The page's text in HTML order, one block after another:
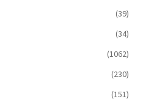
(39)
(34)
(1062)
(230)
(151)